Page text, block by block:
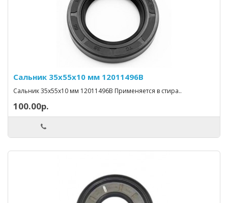
Сальник 35х55х10 мм 12011496B
Сальник 35х55х10 мм 12011496B Применяется в стира..
100.00р.